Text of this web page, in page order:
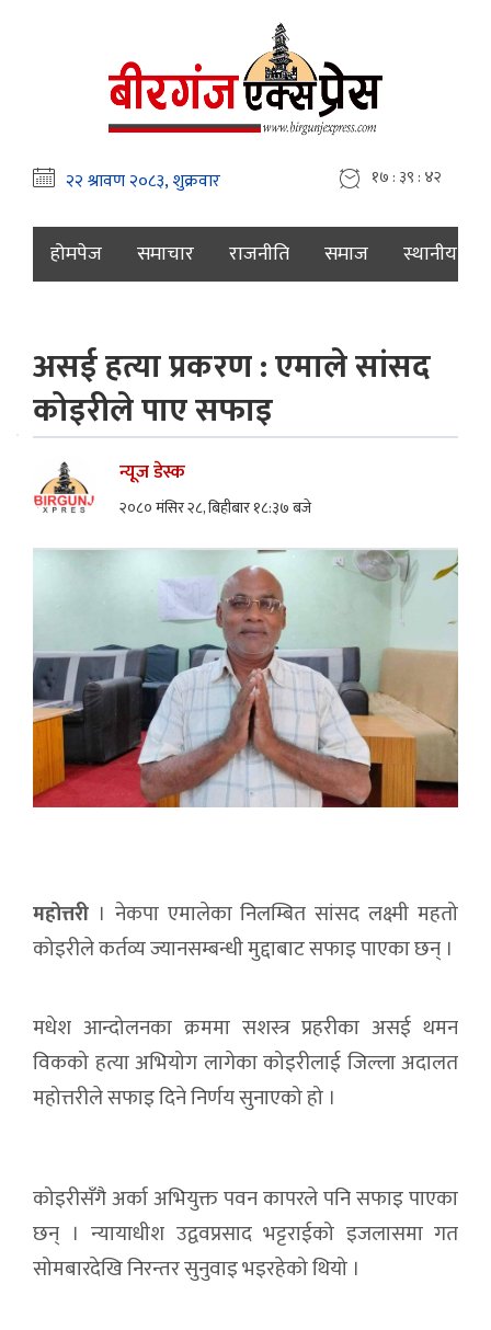
१७ : ३९ : ४३
होमपेज समाचार राजनीति समाज स्थानीय
असई हत्या प्रकरण : एमाले सांसद
कोइरीले पाए सफाइ
न्यूज डेस्क
२०८० मंसिर २८, बिहीबार १८:३७ बजे
महोत्तरी । नेकपा एमालेका निलम्बित सांसद लक्ष्मी महतो
कोइरीले कर्तव्य ज्यानसम्बन्धी मुद्दाबाट सफाइ पाएका छन् ।
मधेश आन्दोलनका क्रममा सशस्त्र प्रहरीका असई थमन
विकको हत्या अभियोग लागेका कोइरीलाई जिल्ला अदालत
महोत्तरीले सफाइ दिने निर्णय सुनाएको हो ।
कोइरीसँगै अर्का अभियुक्त पवन कापरले पनि सफाइ पाएका
छन् । न्यायाधीश उद्ववप्रसाद भट्टराईको इजलासमा गत
सोमबारदेखि निरन्तर सुनुवाइ भइरहेको थियो ।